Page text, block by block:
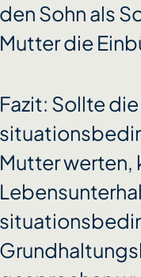
den Sohn als
Mutter die
Fazit: Sollte
Mutter werten,